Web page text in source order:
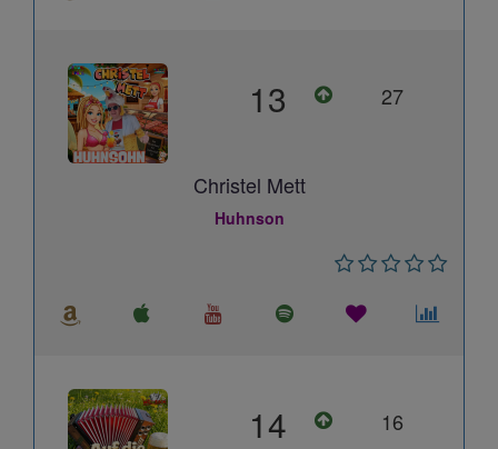
13 27
Christel Mett
Huhnson
14 16